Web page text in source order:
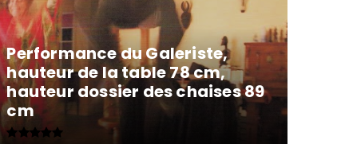
Performance du Galeriste,
hauteur de la table 78 cm,
hauteur dossier des chaises 89
cm